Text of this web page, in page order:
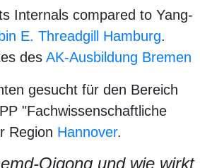
Internals compared to Yang-
E. Threadgill Hamburg.
des AK-Ausbildung Bremen
gesucht für den Bereich
"Fachwissenschaftliche
Region Hannover.
Qigong und wie wirkt